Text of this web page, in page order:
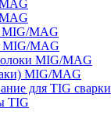
MIG/MAG
MIG/MAG
MIG/MAG
MIG/MAG
для TIG сварки
TIG